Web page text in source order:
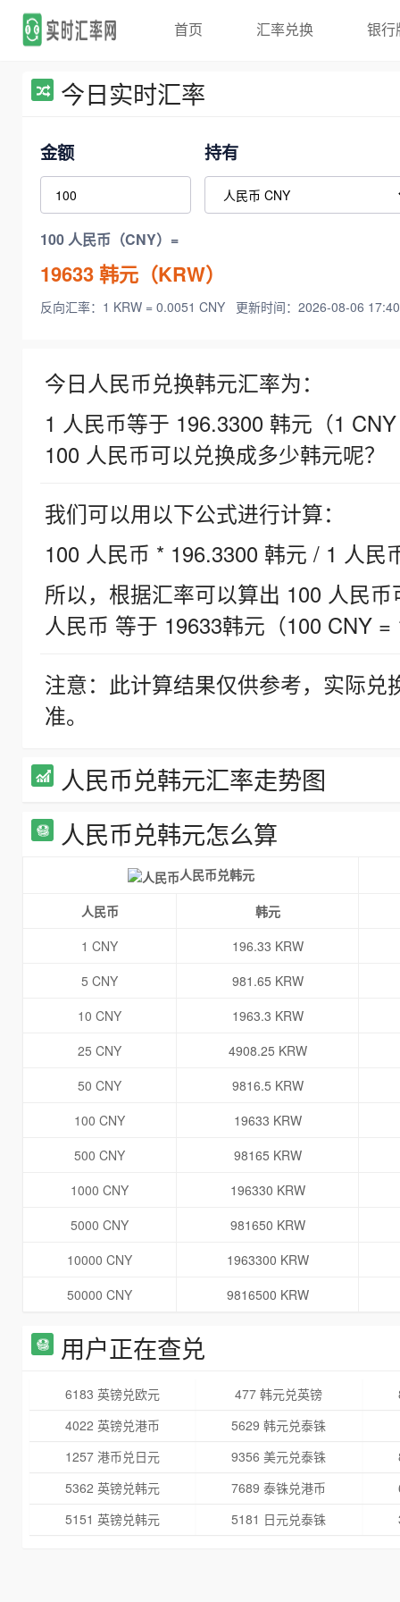
首页 汇率兑换 银行
今日实时汇率
金额 持有
100 人民币（CNY）=
19633韩元（KRW）
反向汇率：1 KRW = 0.0051 CNY 更新时间：2026-08-06
今日人民币兑换韩元汇率为：
1 人民币等于 196.3300 韩元（1
100 人民币可以兑换成多少韩元呢？
我们可以用以下公式进行计算：
100 人民币 * 196.3300 韩元 / 1 人民
所以，根据汇率可以算出 100 人民
人民币 等于 19633韩元（100 CNY =
注意：此计算结果仅供参考，实际
准。
人民币兑韩元汇率走势图
人民币兑韩元怎么算
人民币兑韩元
人民币
韩元
1 CNY
196.33 KRW
5 CNY
981.65 KRW
10 CNY
1963.3 KRW
25 CNY
4908.25 KRW
50 CNY
9816.5 KRW
100 CNY
19633 KRW
500 CNY
98165 KRW
1000 CNY
196330 KRW
5000 CNY
981650 KRW
10000 CNY
1963300 KRW
50000 CNY
9816500 KRW
用户正在查兑
6183 英镑兑欧元 477 韩元兑英镑
4022 英镑兑港币
5629 韩元兑泰铢
1257 港币兑日元
9356 美元兑泰铢
5362 英镑兑韩元
7689 泰铢兑港币
5151 英镑兑韩元
5181 日元兑泰铢